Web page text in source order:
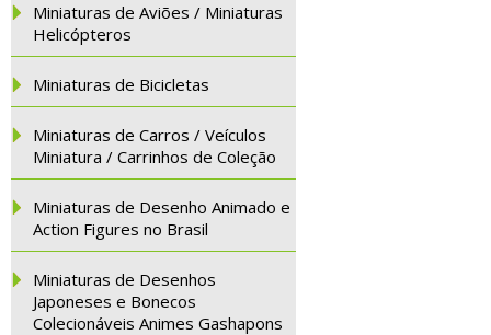
Miniaturas de Aviões / Miniaturas
Helicópteros
Miniaturas de Bicicletas
Miniaturas de Carros / Veículos
Miniatura / Carrinhos de Coleção
Miniaturas de Desenho Animado e
Action Figures no Brasil
Miniaturas de Desenhos
Japoneses e Bonecos
Colecionáveis Animes Gashapons